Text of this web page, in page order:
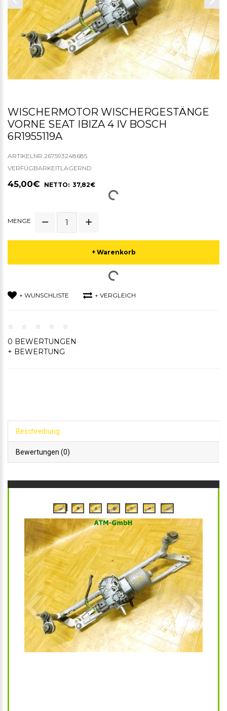
WISCHERMOTOR WISCHERGESTÄNGE
VORNE SEAT IBIZA 4 IV BOSCH
6R1955119A
ARTIKELNR.267593248685
VERFÜGBARKEITLAGERND
45,00€ NETTO: 37,82€
MENGE
+ Warenkorb
+ WUNSCHLISTE + VERGLEICH
0 BEWERTUNGEN
+ BEWERTUNG
Beschreibung
Bewertungen (0)
‹ ›